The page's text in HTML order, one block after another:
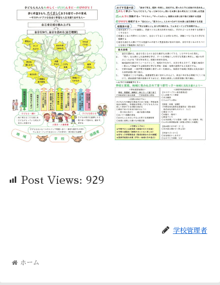
Post Views: 929
学校管理者
ホーム